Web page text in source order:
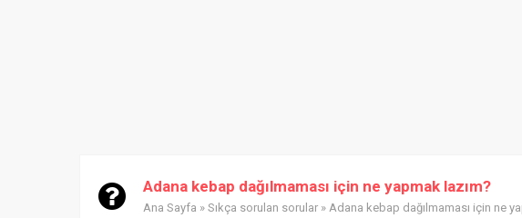
Adana kebap dağılmaması için ne yapmak lazım?
Ana Sayfa » Sıkça sorulan sorular » Adana kebap dağılmaması için ne